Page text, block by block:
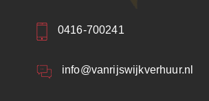
0416-700241
info@vanrijswijkverhuur.nl